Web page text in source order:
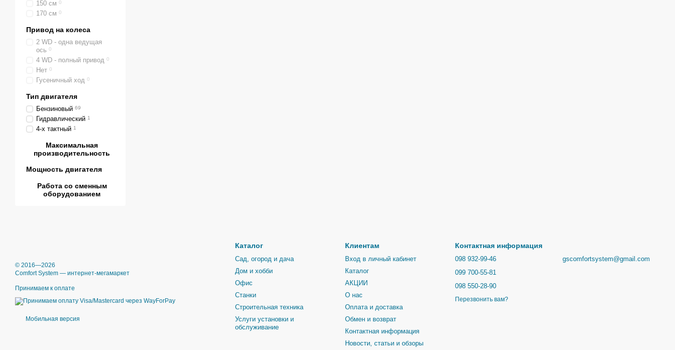
150 см 0
170 см 0
Привод на колеса
2 WD - одна ведущая
ось 0
4 WD - полный привод 0
Нет 0
Гусеничный ход 0
Тип двигателя
Бензиновый 69
Гидравлический 1
4-х тактный 1
Максимальная
производительность
Мощность двигателя
Работа со сменным
оборудованием
© 2016—2026
Comfort System — интернет-мегамаркет
Принимаем к оплате
Мобильная версия
Каталог
Сад, огород и дача
Дом и хобби
Офис
Станки
Строительная техника
Услуги установки и
обслуживание
Клиентам
Вход в личный кабинет
Каталог
АКЦИИ
О нас
Оплата и доставка
Обмен и возврат
Контактная информация
Новости, статьи и обзоры
Контактная информация
098 932-99-46
099 700-55-81
098 550-28-90
Перезвонить вам?
gscomfortsystem@gmail.com